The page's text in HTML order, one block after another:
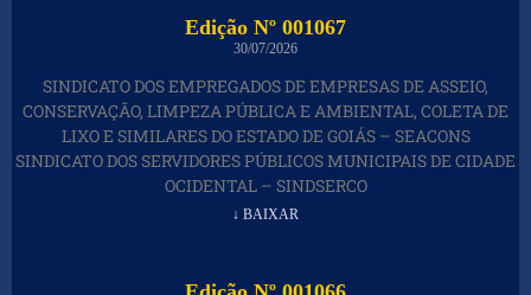
Edição Nº 001067
30/07/2026
SINDICATO DOS EMPREGADOS DE EMPRESAS DE ASSEIO,
CONSERVAÇÃO, LIMPEZA PÚBLICA E AMBIENTAL, COLETA DE
LIXO E SIMILARES DO ESTADO DE GOIÁS – SEACONS
SINDICATO DOS SERVIDORES PÚBLICOS MUNICIPAIS DE CIDADE
OCIDENTAL – SINDSERCO
↓ BAIXAR